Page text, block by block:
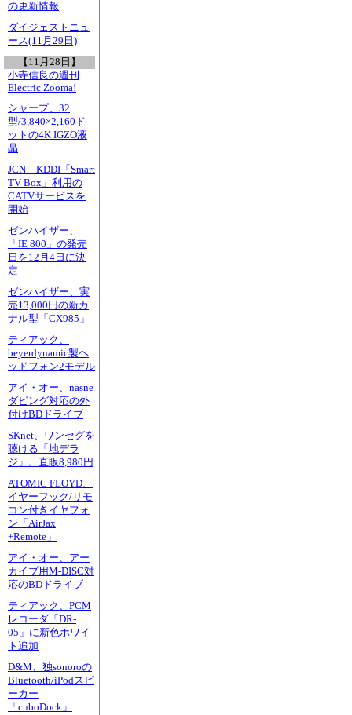
の更新情報
ダイジェストニュ
ース(11月29日)
【11月28日】
小寺信良の週刊
Electric Zooma!
シャープ、32
型/3,840×2,160ド
ットの4K IGZO液
晶
JCN、KDDI「Smart
TV Box」利用の
CATVサービスを
開始
ゼンハイザー、
「IE 800」の発売
日を12月4日に決
定
ゼンハイザー、実
売13,000円の新カ
ナル型「CX985」
ティアック、
beyerdynamic製ヘ
ッドフォン2モデル
アイ・オー、nasne
ダビング対応の外
付けBDドライブ
SKnet、ワンセグを
聴ける「地デラ
ジ」。直販8,980円
ATOMIC FLOYD、
イヤーフック/リモ
コン付きイヤフォ
ン「AirJax
+Remote」
アイ・オー、アー
カイブ用M-DISC対
応のBDドライブ
ティアック、PCM
レコーダ「DR-
05」に新色ホワイ
ト追加
D&M、独sonoroの
Bluetooth/iPodスピ
ーカー
「cuboDock」